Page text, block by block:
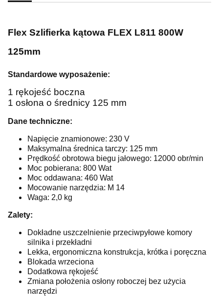
Flex Szlifierka kątowa FLEX L811 800W
125mm
Standardowe wyposażenie:
1 rękojeść boczna
1 osłona o średnicy 125 mm
Dane techniczne:
Napięcie znamionowe: 230 V
Maksymalna średnica tarczy: 125 mm
Prędkość obrotowa biegu jałowego: 12000 obr/min
Moc pobierana: 800 Wat
Moc oddawana: 460 Wat
Mocowanie narzędzia: M 14
Waga: 2,0 kg
Zalety:
Dokładne uszczelnienie przeciwpyłowe komory
silnika i przekładni
Lekka, ergonomiczna konstrukcja, krótka i poręczna
Blokada wrzeciona
Dodatkowa rękojeść
Zmiana położenia osłony roboczej bez użycia
narzędzi